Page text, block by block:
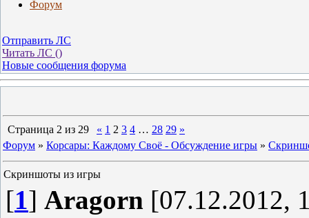
Форум
Отправить ЛС
Читать ЛС ()
Новые сообщения форума
Страница 2 из 29 « 1 2 3 4 … 28 29 »
Форум » Корсары: Каждому Своё - Обсуждение игры »
Скриншоты из игры
[1] Aragorn [07.12.2012,